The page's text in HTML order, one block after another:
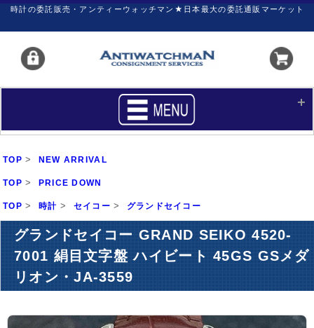
時計の委託販売・アンティーウォッチマン★日本最大の委託通販マーケット
買いたい
サポート マイページ
新着リスト 価格ダウン
価格の交渉 時計の修理
カレンダープライス ファイナルボックス
アーカイブ ブログ・特集記事
TOP > NEW ARRIVAL
TOP > PRICE DOWN
TOP > 時計 > セイコー > グランドセイコー
グランドセイコー GRAND SEIKO 4520-
7001 絹目文字盤 ハイビート 45GS GSメダ
リオン・JA-3559